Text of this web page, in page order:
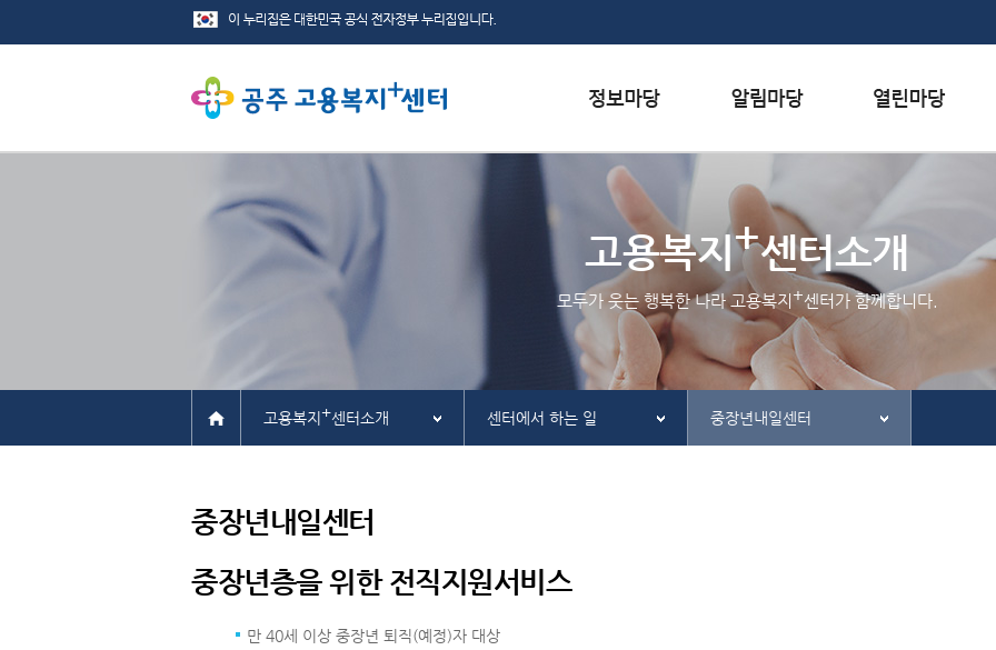
서식자료실
채용정보
인재정보
관련사이트
행사일정
공지사항
홍보/보도자료실
자주하는 질문
질문하기
칭찬하기
불친절 신고하기
고용복지+센터소개
모두가 웃는 행복한 나라 고용복지 +센터가 함께합니다.
고용복지 +센터소개 센터에서 하는 일 중장년내일센터
중장년내일센터
중장년층을 위한 전직지원서비스
만 40세 이상 중장년 퇴직(예정)자 대상